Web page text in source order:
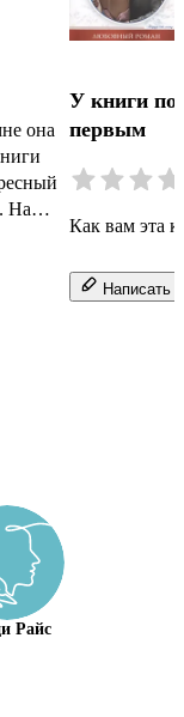
категории
она
На
У книги
первым
Как вам эта
Написать
Райс